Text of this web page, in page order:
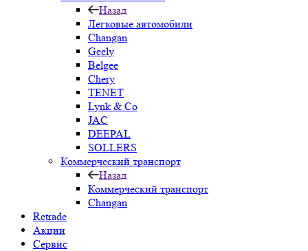
Назад
Легковые автомобили
Changan
Geely
Belgee
Chery
TENET
Lynk & Co
JAC
DEEPAL
SOLLERS
Коммерческий транспорт
Назад
Коммерческий транспорт
Changan
Retrade
Акции
Сервис